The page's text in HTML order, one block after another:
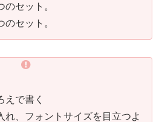
セット。
セット。
えで書く
れ、フォントサイズを目立つよ